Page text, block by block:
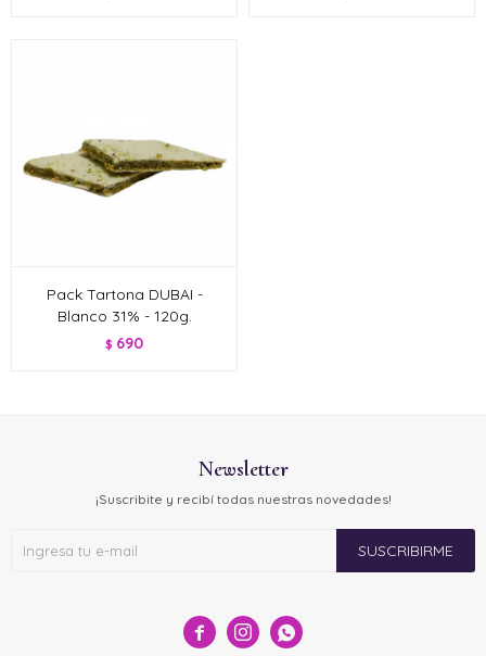
Pack Tartona DUBAI -
Blanco 31% - 120g.
$ 690
  
Newsletter
¡Suscribite y recibí todas nuestras novedades!
SUSCRIBIRME